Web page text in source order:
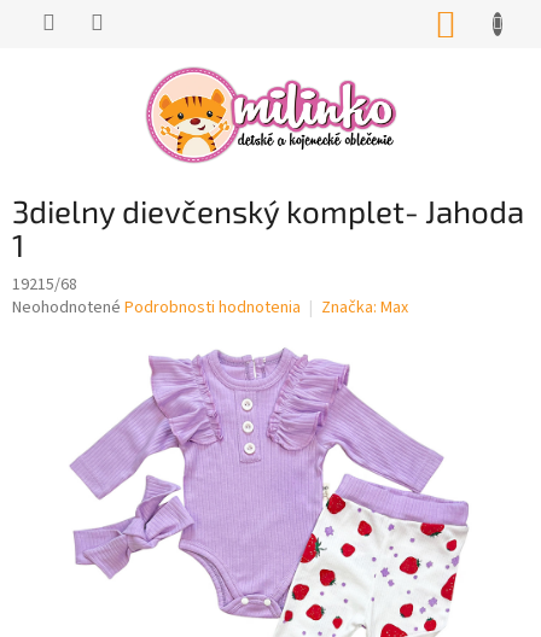
3dielny dievčenský komplet- Jahoda
1
19215/68
Priemerné
hviezdičiek.
Neohodnotené Podrobnosti hodnotenia Značka: Max